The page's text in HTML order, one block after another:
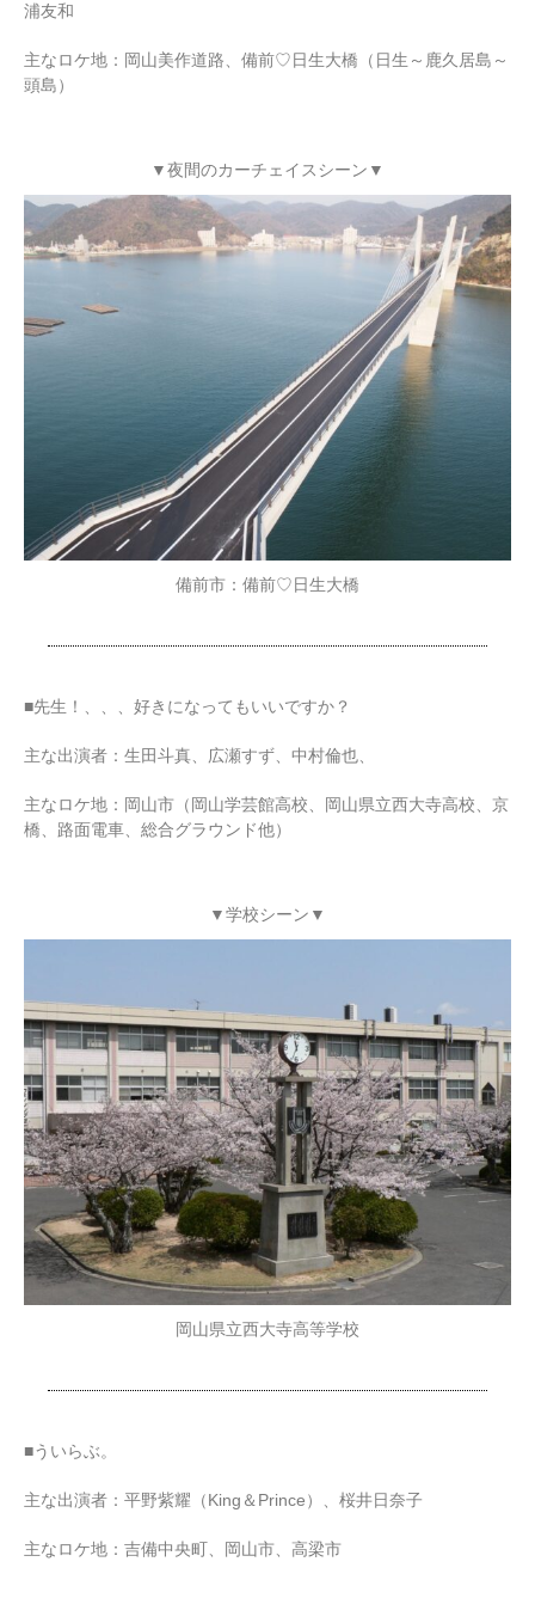
浦友和
主なロケ地：岡山美作道路、備前♡日生大橋（日生～鹿久居島～
頭島）
▼夜間のカーチェイスシーン▼
備前市：備前♡日生大橋
■先生！、、、好きになってもいいですか？
主な出演者：生田斗真、広瀬すず、中村倫也、
主なロケ地：岡山市（岡山学芸館高校、岡山県立西大寺高校、京
橋、路面電車、総合グラウンド他）
▼学校シーン▼
岡山県立西大寺高等学校
■ういらぶ。
主な出演者：平野紫耀（King＆Prince）、桜井日奈子
主なロケ地：吉備中央町、岡山市、高梁市